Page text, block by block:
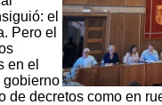
el
Pero el
en el
gobierno
de decretos como en